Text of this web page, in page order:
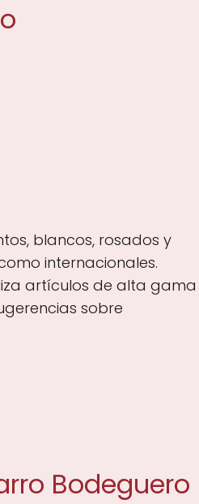
blancos, rosados y
internacionales.
artículos de alta gama
sobre
Bodeguero